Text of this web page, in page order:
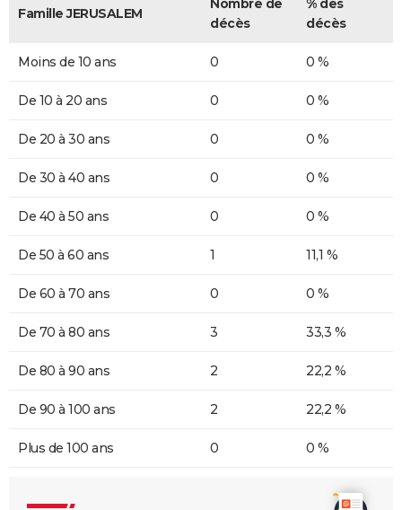
Famille JERUSALEM
Nombre de
décès
% des
décès
Moins de 10 ans 0 0 %
De 10 à 20 ans 0 0 %
De 20 à 30 ans 0 0 %
De 30 à 40 ans 0 0 %
De 40 à 50 ans 0 0 %
De 50 à 60 ans 1 11,1 %
De 60 à 70 ans 0 0 %
De 70 à 80 ans 3 33,3 %
De 80 à 90 ans 2 22,2 %
De 90 à 100 ans 2 22,2 %
Plus de 100 ans 0 0 %